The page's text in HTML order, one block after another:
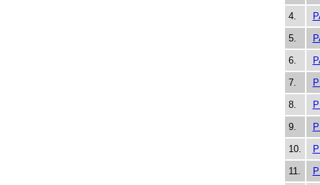
4.
5.
6.
7.
8.
9.
10.
11.